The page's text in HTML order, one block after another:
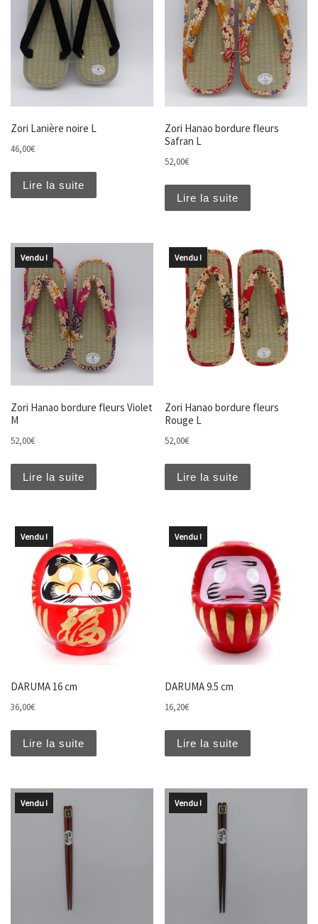
Zori Lanière noire L
46,00€
Lire la suite
Zori Hanao bordure fleurs
Safran L
52,00€
Lire la suite
Vendu !
Zori Hanao bordure fleurs Violet
M
52,00€
Lire la suite
Vendu !
Zori Hanao bordure fleurs
Rouge L
52,00€
Lire la suite
Vendu !
DARUMA 16 cm
36,00€
Lire la suite
Vendu !
DARUMA 9.5 cm
16,20€
Lire la suite
Vendu ! Vendu !